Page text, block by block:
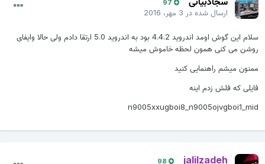
97
ارسال شده در3 مهر، 2016
سلام این گوش اومد اندروید 4.4.2 بود به اندروید 5.0 ارتقا دادم ولی حالا وایفای
روشن می کنی همون لحظه خاموش میشه
ممنون میشم راهنمایی کنید
فایلی که فلش زدم اینه
n9005xxugboi8_n9005ojvgboi1_mid
jalilzadeh
98